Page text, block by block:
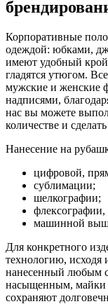
Корпоративные
одеждой: юбками,
имеют удобный крой,
гладятся утюгом.
мужские и женские
надписями,
нас вы можете
количестве и
Нанесение на
цифровой,
сублимации;
шелкографии;
машинной
Для конкретного
технологию, исходя
нанесенный любым
насыщенным, майки
сохраняют